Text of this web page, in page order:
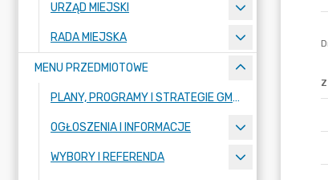
URZĄD MIEJSKI
RADA MIEJSKA
MENU PRZEDMIOTOWE
PLANY, PROGRAMY I STRATEGIE GMINY
OGŁOSZENIA I INFORMACJE
WYBORY I REFERENDA